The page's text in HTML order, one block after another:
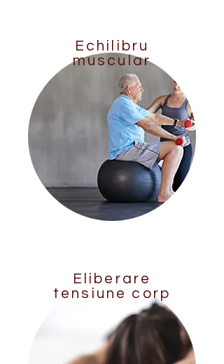
Echilibru
muscular
Eliberare
tensiune corp